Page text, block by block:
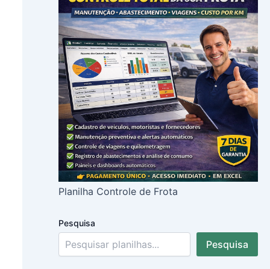
Planilha Controle de Frota
Pesquisa
Pesquisa